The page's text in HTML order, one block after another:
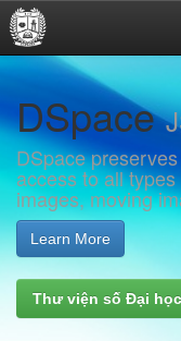
navigation
DSpace
DSpace
access to all
images, moving
Learn More
Thư viện số Đại